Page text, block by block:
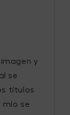
y
se
títulos
mío se